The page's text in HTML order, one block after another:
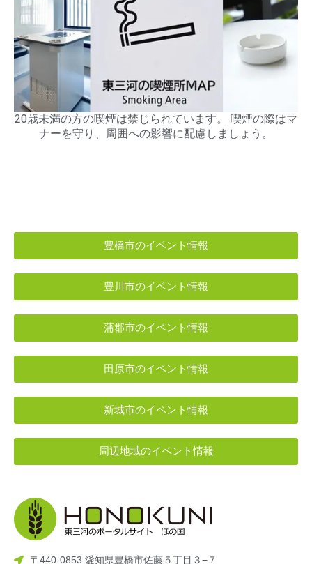
20歳未満の方の喫煙は禁じられています。 喫煙の際はマ
ナーを守り、周囲への影響に配慮しましょう。
豊橋市のイベント情報
豊川市のイベント情報
蒲郡市のイベント情報
田原市のイベント情報
新城市のイベント情報
周辺地域のイベント情報
〒440-0853 愛知県豊橋市佐藤５丁目３−７